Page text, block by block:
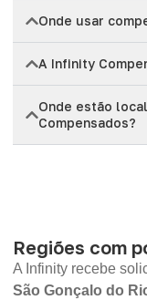
Onde usar
A Infinity
Onde estão
Compensados?
Regiões com
A Infinity recebe
São Gonçalo do